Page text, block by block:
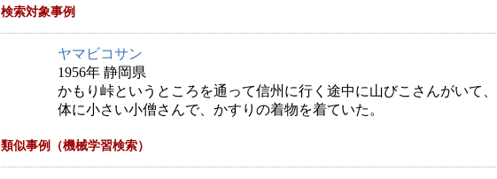
検索対象事例
ヤマビコサン
1956年 静岡県
かもり峠というところを通って信州に行く途中に山びこさんがいて
体に小さい小僧さんで、かすりの着物を着ていた。
類似事例（機械学習検索）